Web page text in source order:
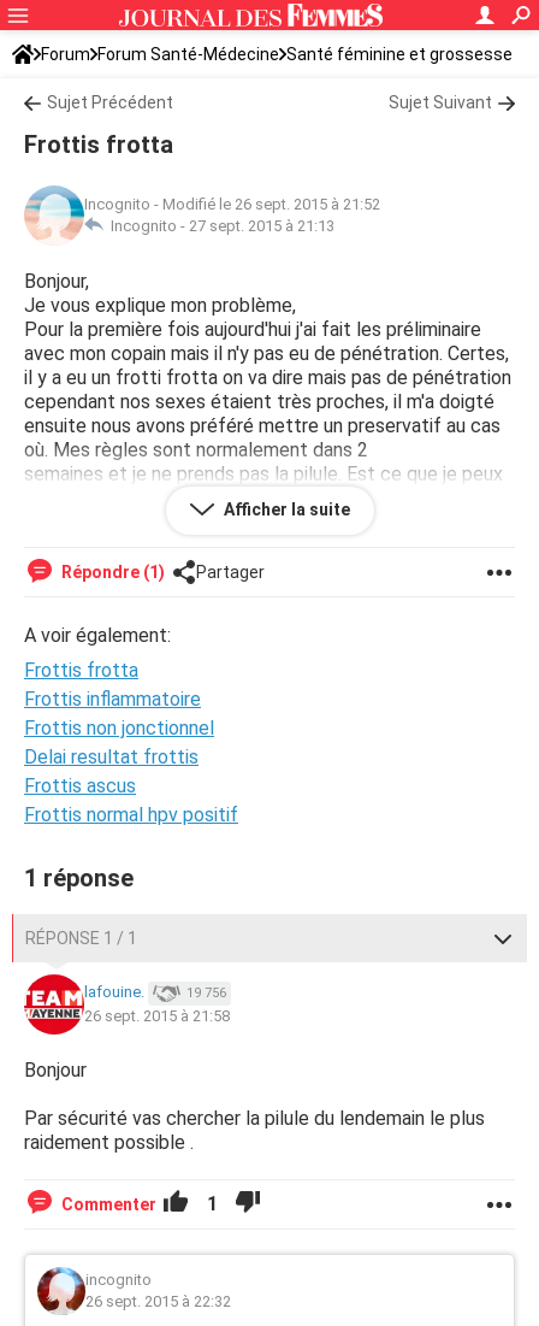
Forum Forum Santé-Médecine Santé féminine et grossesse
Sujet Précédent Sujet Suivant
Frottis frotta
Incognito - Modifié le 26 sept. 2015 à 21:52
Incognito - 27 sept. 2015 à 21:13
Bonjour,
Je vous explique mon problème,
Pour la première fois aujourd'hui j'ai fait les préliminaire
avec mon copain mais il n'y pas eu de pénétration. Certes,
il y a eu un frotti frotta on va dire mais pas de pénétration
cependant nos sexes étaient très proches, il m'a doigté
ensuite nous avons préféré mettre un preservatif au cas
où. Mes règles sont normalement dans 2
semaines et je ne prends pas la pilule. Est ce que je peux
tomber enceinte ? Faut il que j'aille acheter la pilule du
lendemain et que je la prenne demain ?
Afficher la suite
Répondre (1) Partager
A voir également:
Frottis frotta
Frottis inflammatoire
Frottis non jonctionnel
Delai resultat frottis
Frottis ascus
Frottis normal hpv positif
1 réponse
RÉPONSE 1 / 1
lafouine. 19 756
26 sept. 2015 à 21:58
Bonjour
Par sécurité vas chercher la pilule du lendemain le plus
raidement possible .
Commenter 1
incognito
26 sept. 2015 à 22:32